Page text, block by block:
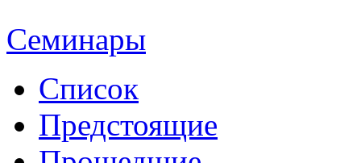
Семинары
Список
Предстоящие